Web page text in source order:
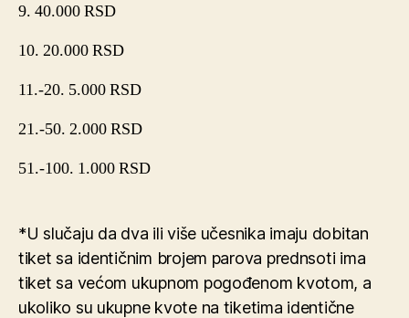
9. 40.000 RSD
10. 20.000 RSD
11.-20. 5.000 RSD
21.-50. 2.000 RSD
51.-100. 1.000 RSD
*U slučaju da dva ili više učesnika imaju dobitan
tiket sa identičnim brojem parova prednsoti ima
tiket sa većom ukupnom pogođenom kvotom, a
ukoliko su ukupne kvote na tiketima identične